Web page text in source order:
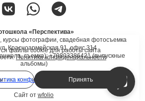
«Перспектива»
фотографии, свадебная фотосъемка
Красноармейская 91, офис 314
съемка); +79803386421 (выпускные
альбомы)
конфиденциальности
Сайт от wfolio
файлы cookie для работы сайта
Политика конфиденциальности
Принять